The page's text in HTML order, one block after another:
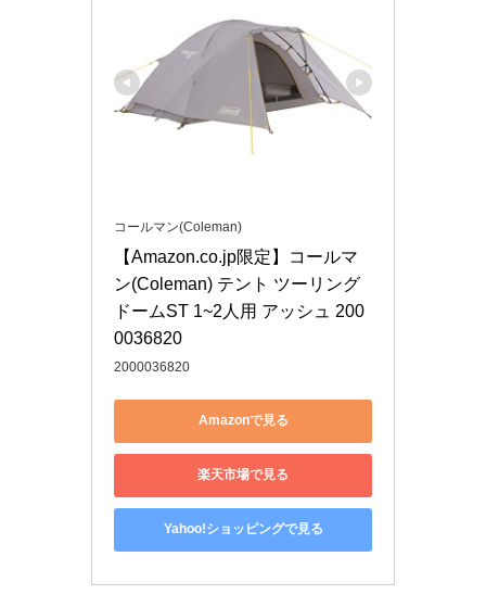
コールマン(Coleman)
【Amazon.co.jp限定】コールマ
ン(Coleman) テント ツーリング
ドームST 1~2人用 アッシュ 200
0036820
2000036820
Amazonで見る
楽天市場で見る
Yahoo!ショッピングで見る